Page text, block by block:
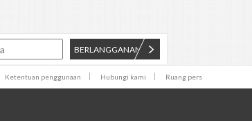
BERLANGGANAN
Ketentuan penggunaan Hubungi kami Ruang pers